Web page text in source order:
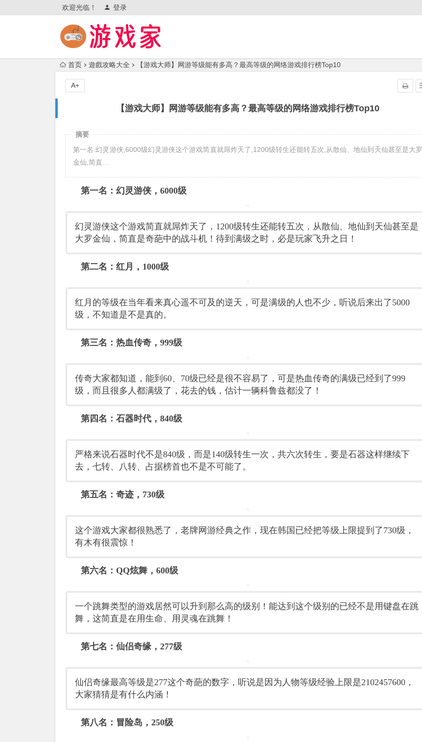
欢迎光临！ 登录
首页 遊戲攻略大全 【游戏大师】网游等级能有多高？最高等级的网络游戏排行榜Top10
【游戏大师】网游等级能有多高？最高等级的网络游戏排行榜Top10
A+
摘要
第一名:幻灵游侠,6000级幻灵游侠这个游戏简直就屌炸天了,1200级转生还能转五次,从散仙、地仙到天仙甚至是大罗
金仙,简直…
第一名：幻灵游侠，6000级
幻灵游侠这个游戏简直就屌炸天了，1200级转生还能转五次，从散仙、地仙到天仙甚至是
大罗金仙，简直是奇葩中的战斗机！待到满级之时，必是玩家飞升之日！
第二名：红月，1000级
红月的等级在当年看来真心遥不可及的逆天，可是满级的人也不少，听说后来出了5000
级，不知道是不是真的。
第三名：热血传奇，999级
传奇大家都知道，能到60、70级已经是很不容易了，可是热血传奇的满级已经到了999
级，而且很多人都满级了，花去的钱，估计一辆科鲁兹都没了！
第四名：石器时代，840级
严格来说石器时代不是840级，而是140级转生一次，共六次转生，要是石器这样继续下
去，七转、八转、占据榜首也不是不可能了。
第五名：奇迹，730级
这个游戏大家都很熟悉了，老牌网游经典之作，现在韩国已经把等级上限提到了730级，
有木有很震惊！
第六名：QQ炫舞，600级
一个跳舞类型的游戏居然可以升到那么高的级别！能达到这个级别的已经不是用键盘在跳
舞，这简直是在用生命、用灵魂在跳舞！
第七名：仙侣奇缘，277级
仙侣奇缘最高等级是277这个奇葩的数字，听说是因为人物等级经验上限是2102457600，
大家猜猜是有什么内涵！
第八名：冒险岛，250级